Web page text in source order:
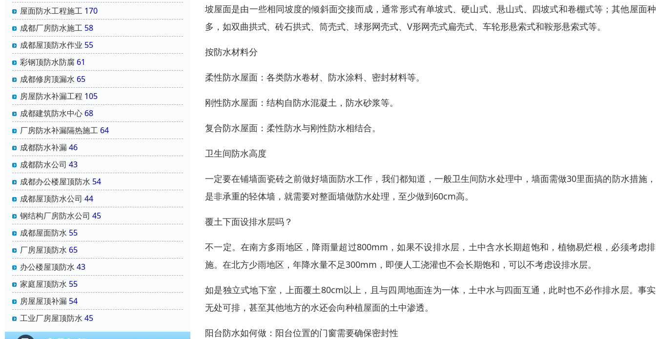
屋面防水工程施工 170
成都厂房防水施工 58
成都屋顶防水作业 55
彩钢顶防水防腐 61
成都修房顶漏水 65
房屋防水补漏工程 105
成都建筑防水中心 68
厂房防水补漏隔热施工 64
成都防水补漏46
成都防水公司 43
成都办公楼屋顶防水 54
成都屋顶防水公司 44
钢结构厂房防水公司 45
成都屋面防水 55
厂房屋顶防水 65
办公楼屋顶防水 43
家庭屋顶防水 55
房屋屋顶补漏 54
工业厂房屋顶防水 45
坡屋面是由一些相同坡度的倾斜面交接而成，通常形式有单坡式、硬山式、悬山式、四坡式和卷棚式等；其他屋面
多，如双曲拱式、砖石拱式、筒壳式、球形网壳式、V形网壳式扁壳式、车轮形悬索式和鞍形悬索式等。
按防水材料分
柔性防水屋面：各类防水卷材、防水涂料、密封材料等。
刚性防水屋面：结构自防水混凝土，防水砂浆等。
复合防水屋面：柔性防水与刚性防水相结合。
卫生间防水高度
一定要在铺墙面瓷砖之前做好墙面防水工作，我们都知道，一般卫生间防水处理中，墙面需做30里面搞的防水措施
是非承重的轻体墙，就需要对整面墙做防水处理，至少做到60cm高。
覆土下面设排水层吗？
不一定。在南方多雨地区，降雨量超过800mm，如果不设排水层，土中含水长期超饱和，植物易烂根，必须考虑
施。在北方少雨地区，年降水量不足300mm，即便人工浇灌也不会长期饱和，可以不考虑设排水层。
如是独立式地下室，上面覆土80cm以上，且与四周地面连为一体，土中水与四面互通，此时也不必作排水层。事
无处可排，甚至其他地方的水还会向种植屋面的土中渗透。
阳台防水如何做：阳台位置的门窗需要确保密封性